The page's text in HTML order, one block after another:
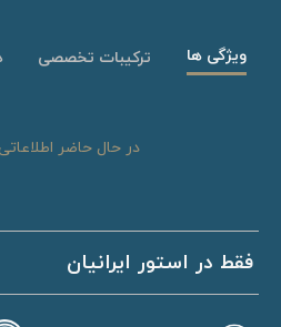
ویژگی ها ترکیبات تخصصی
در حال حاضر
فقط در استور ایرانیان